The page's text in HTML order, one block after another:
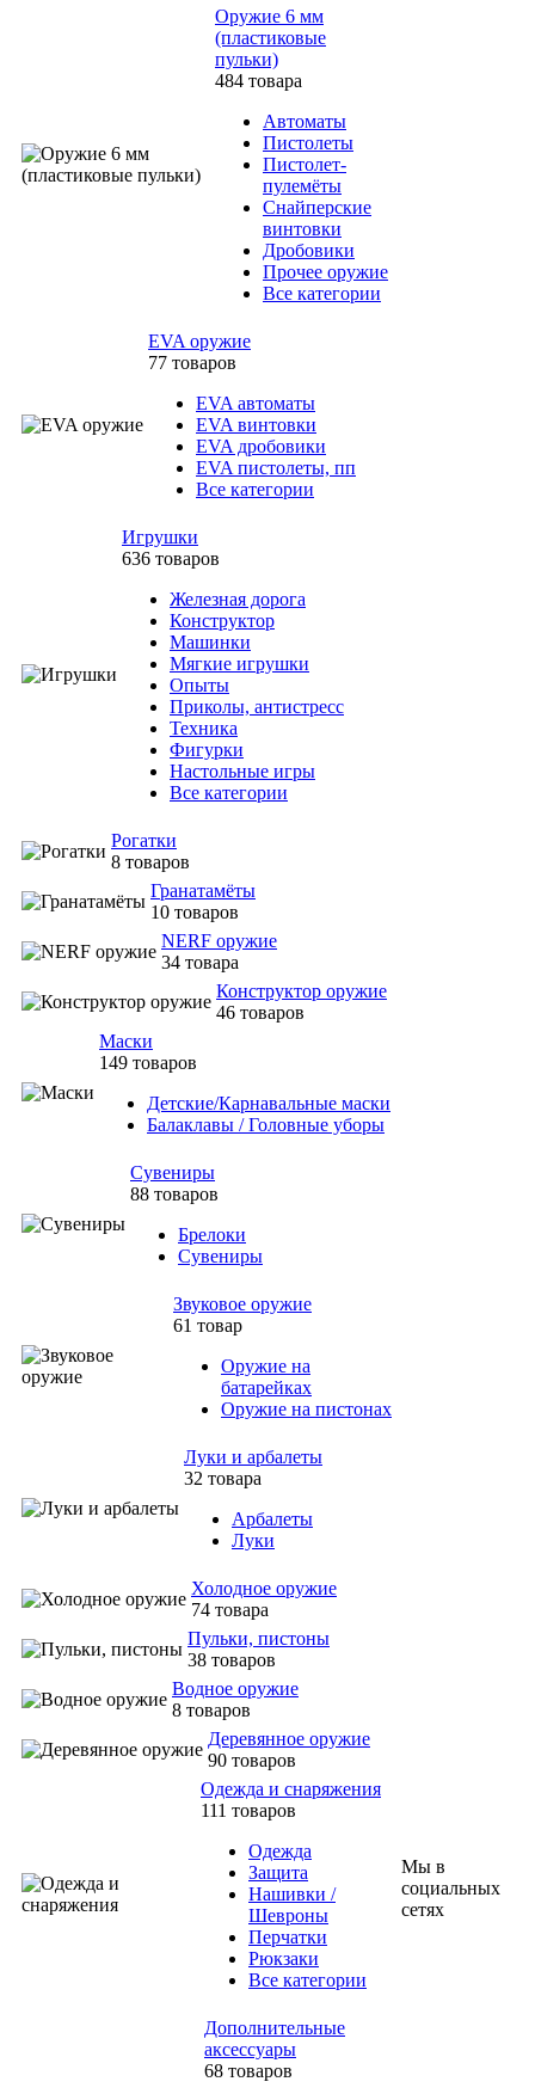
Оружие 6 мм
(пластиковые
пульки)
484 товара
Автоматы
Пистолеты
Пистолет-
пулемёты
Снайперские
винтовки
Дробовики
Прочее оружие
Все категории
EVA оружие
77 товаров
EVA автоматы
EVA винтовки
EVA дробовики
EVA пистолеты, пп
Все категории
Игрушки
636 товаров
Железная дорога
Конструктор
Машинки
Мягкие игрушки
Опыты
Приколы, антистресс
Техника
Фигурки
Настольные игры
Все категории
Рогатки
8 товаров
Гранатамёты
10 товаров
NERF оружие
34 товара
Конструктор оружие
46 товаров
Маски
149 товаров
Детские/Карнавальные маски
Балаклавы / Головные уборы
Сувениры
88 товаров
Брелоки
Сувениры
Звуковое оружие
61 товар
Оружие на
батарейках
Оружие на пистонах
Луки и арбалеты
32 товара
Арбалеты
Луки
Холодное оружие
74 товара
Пульки, пистоны
38 товаров
Водное оружие
8 товаров
Деревянное оружие
90 товаров
Одежда и снаряжения
111 товаров
Одежда
Защита
Нашивки /
Шевроны
Перчатки
Рюкзаки
Все категории
Дополнительные
аксессуары
68 товаров
Мы в
социальных
сетях